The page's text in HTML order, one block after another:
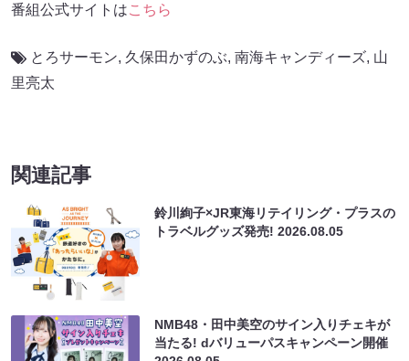
番組公式サイトはこちら
とろサーモン, 久保田かずのぶ, 南海キャンディーズ, 山
里亮太
関連記事
鈴川絢子×JR東海リテイリング・プラスの
トラベルグッズ発売!2026.08.05
NMB48・田中美空のサイン入りチェキが
当たる! dバリューパスキャンペーン開催